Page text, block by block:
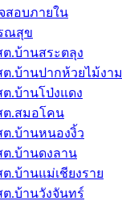
สอบภายใน
ณสุข
ต.บ้านสระตลุง
ต.บ้านปากห้วยไม้งาม
ต.บ้านโป่งแดง
ต.สมอโคน
ต.บ้านหนองงิ้ว
ต.บ้านดงลาน
ต.บ้านแม่เชียงราย
ต.บ้านวังจันทร์